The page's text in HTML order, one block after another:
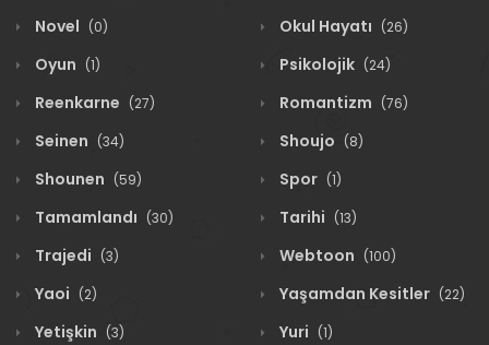
Novel (0) Okul Hayatı (26)
Oyun (1) Psikolojik (24)
Reenkarne (27) Romantizm (76)
Seinen (34) Shoujo (8)
Shounen (59) Spor (1)
Tamamlandı (30) Tarihi (13)
Trajedi (3) Webtoon (100)
Yaoi (2) Yaşamdan Kesitler (22)
Yetişkin (3) Yuri (1)